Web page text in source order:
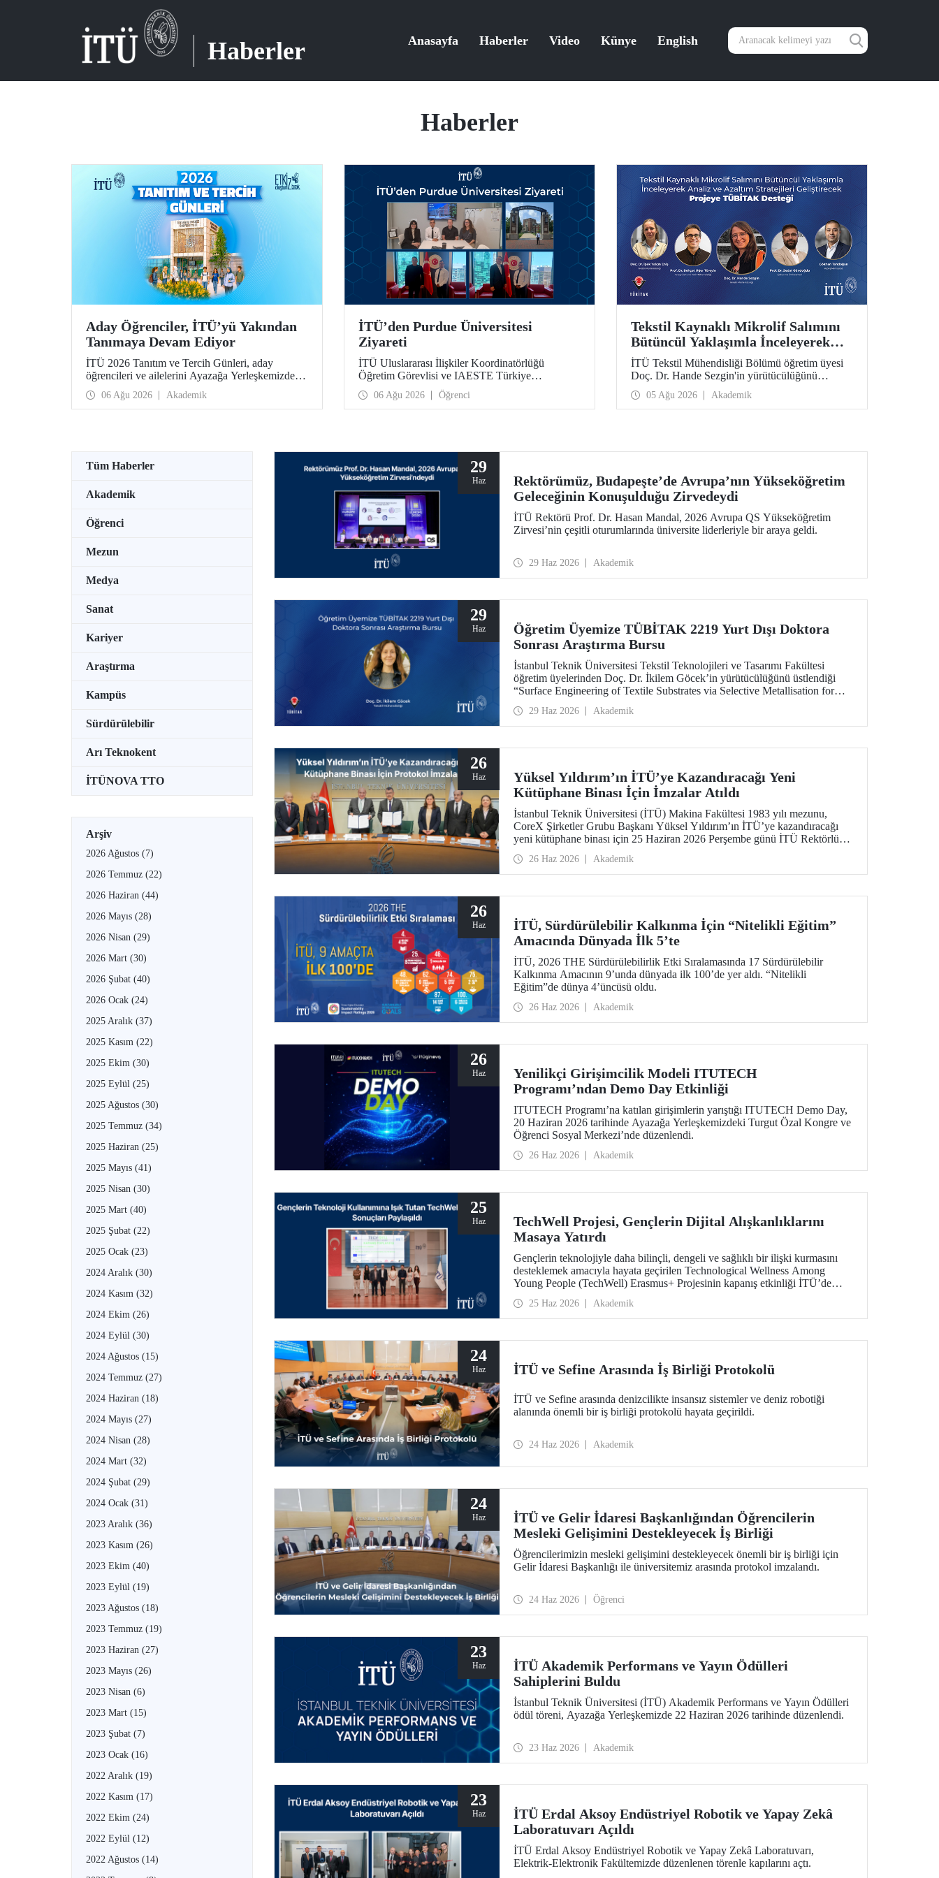
Haberler Anasayfa Haberler Video Künye English
Haberler
Aday Öğrenciler, İTÜ’yü Yakından
Tanımaya Devam Ediyor
İTÜ 2026 Tanıtım ve Tercih Günleri, aday
öğrencileri ve ailelerini Ayazağa Yerleşkemizde
ağırlamaya devam ediyor. Tanıtım ve Tercih
Günleri 7 Ağustos’ta tamamlanacak, ilgili fakülte
ve birimler adaylara bilgi vermeye devam edecek.
06 Ağu 2026 Akademik
İTÜ’den Purdue Üniversitesi
Ziyareti
İTÜ Uluslararası İlişkiler Koordinatörlüğü
Öğretim Görevlisi ve IAESTE Türkiye
Sorumlusu Cahit Okan, akademik ilişkileri ve iş
birliğini geliştirmek amacıyla 20-27 Temmuz
tarihlerinde ABD’de dünyanın önde gelen
06 Ağu 2026 Öğrenci
Tekstil Kaynaklı Mikrolif Salımını
Bütüncül Yaklaşımla İnceleyerek
Analiz ve Azaltım Stratejileri
Geliştirecek Projeye TÜBİTAK
Desteği
İTÜ Tekstil Mühendisliği Bölümü öğretim üyesi
Doç. Dr. Hande Sezgin'in yürütücülüğünü
üstlendiği “Sürdürülebilir Pamuk ve Polyester
Esaslı Tekstil Ürünlerinde Kullanım Koşullarına
Bağlı Mikrolif Salımı: Aşınma, UV Maruziyeti ve
proje, TÜBİTAK 2515 – COST Aksiyon Üyeleri
desteklenmeye hak kazandı.
05 Ağu 2026 Akademik
Tüm Haberler
Akademik
Öğrenci
Mezun
Medya
Sanat
Kariyer
Araştırma
Kampüs
Sürdürülebilir
Arı Teknokent
İTÜNOVA TTO
Arşiv
2026 Ağustos (7)
2026 Temmuz (22)
2026 Haziran (44)
2026 Mayıs (28)
2026 Nisan (29)
2026 Mart (30)
2026 Şubat (40)
2026 Ocak (24)
2025 Aralık (37)
2025 Kasım (22)
2025 Ekim (30)
2025 Eylül (25)
2025 Ağustos (30)
2025 Temmuz (34)
2025 Haziran (25)
2025 Mayıs (41)
2025 Nisan (30)
2025 Mart (40)
2025 Şubat (22)
2025 Ocak (23)
2024 Aralık (30)
2024 Kasım (32)
2024 Ekim (26)
2024 Eylül (30)
2024 Ağustos (15)
2024 Temmuz (27)
2024 Haziran (18)
2024 Mayıs (27)
2024 Nisan (28)
2024 Mart (32)
2024 Şubat (29)
2024 Ocak (31)
2023 Aralık (36)
2023 Kasım (26)
2023 Ekim (40)
2023 Eylül (19)
2023 Ağustos (18)
2023 Temmuz (19)
2023 Haziran (27)
2023 Mayıs (26)
2023 Nisan (6)
2023 Mart (15)
2023 Şubat (7)
2023 Ocak (16)
2022 Aralık (19)
2022 Kasım (17)
2022 Ekim (24)
2022 Eylül (12)
2022 Ağustos (14)
29
Haz
Rektörümüz, Budapeşte’de Avrupa’nın Yükseköğretim
Geleceğinin Konuşulduğu Zirvedeydi
İTÜ Rektörü Prof. Dr. Hasan Mandal, 2026 Avrupa QS Yükseköğretim
Zirvesi’nin çeşitli oturumlarında üniversite liderleriyle bir araya geldi.
29 Haz 2026 Akademik
29
Haz
Öğretim Üyemize TÜBİTAK 2219 Yurt Dışı Doktora
Sonrası Araştırma Bursu
İstanbul Teknik Üniversitesi Tekstil Teknolojileri ve Tasarımı Fakültesi
öğretim üyelerinden Doç. Dr. İkilem Göcek’in yürütücülüğünü üstlendiği
“Surface Engineering of Textile Substrates via Selective Metallisation for
TÜBİTAK 2219 programı kapsamında destek almaya hak kazandı.
29 Haz 2026 Akademik
26
Haz
Yüksel Yıldırım’ın İTÜ’ye Kazandıracağı Yeni
Kütüphane Binası İçin İmzalar Atıldı
İstanbul Teknik Üniversitesi (İTÜ) Makina Fakültesi 1983 yılı mezunu,
CoreX Şirketler Grubu Başkanı Yüksel Yıldırım’ın İTÜ’ye kazandıracağı
yeni kütüphane binası için 25 Haziran 2026 Perşembe günü İTÜ Rektörlük
26 Haz 2026 Akademik
26
Haz
İTÜ, Sürdürülebilir Kalkınma İçin “Nitelikli Eğitim”
Amacında Dünyada İlk 5’te
İTÜ, 2026 THE Sürdürülebilirlik Etki Sıralamasında 17 Sürdürülebilir
Kalkınma Amacının 9’unda dünyada ilk 100’de yer aldı. “Nitelikli
Eğitim”de dünya 4’üncüsü oldu.
26 Haz 2026 Akademik
26
Haz
Yenilikçi Girişimcilik Modeli ITUTECH
Programı’ndan Demo Day Etkinliği
ITUTECH Programı’na katılan girişimlerin yarıştığı ITUTECH Demo Day,
20 Haziran 2026 tarihinde Ayazağa Yerleşkemizdeki Turgut Özal Kongre ve
Öğrenci Sosyal Merkezi’nde düzenlendi.
26 Haz 2026 Akademik
25
Haz
TechWell Projesi, Gençlerin Dijital Alışkanlıklarını
Masaya Yatırdı
Gençlerin teknolojiyle daha bilinçli, dengeli ve sağlıklı bir ilişki kurmasını
desteklemek amacıyla hayata geçirilen Technological Wellness Among
Young People (TechWell) Erasmus+ Projesinin kapanış etkinliği İTÜ’de
gençlerin dijital refahını güçlendirmeye yönelik önemli veriler ortaya koydu.
25 Haz 2026 Akademik
24
Haz İTÜ ve Sefine Arasında İş Birliği Protokolü
İTÜ ve Sefine arasında denizcilikte insansız sistemler ve deniz robotiği
alanında önemli bir iş birliği protokolü hayata geçirildi.
24 Haz 2026 Akademik
24
Haz
İTÜ ve Gelir İdaresi Başkanlığından Öğrencilerin
Mesleki Gelişimini Destekleyecek İş Birliği
Öğrencilerimizin mesleki gelişimini destekleyecek önemli bir iş birliği için
Gelir İdaresi Başkanlığı ile üniversitemiz arasında protokol imzalandı.
24 Haz 2026 Öğrenci
23
Haz
İTÜ Akademik Performans ve Yayın Ödülleri
Sahiplerini Buldu
İstanbul Teknik Üniversitesi (İTÜ) Akademik Performans ve Yayın Ödülleri
ödül töreni, Ayazağa Yerleşkemizde 22 Haziran 2026 tarihinde düzenlendi.
23 Haz 2026 Akademik
23
Haz
İTÜ Erdal Aksoy Endüstriyel Robotik ve Yapay Zekâ
Laboratuvarı Açıldı
İTÜ Erdal Aksoy Endüstriyel Robotik ve Yapay Zekâ Laboratuvarı,
Elektrik-Elektronik Fakültemizde düzenlenen törenle kapılarını açtı.